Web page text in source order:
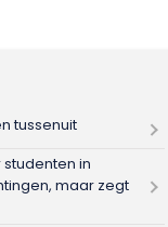
tussenuit
in
maar zegt